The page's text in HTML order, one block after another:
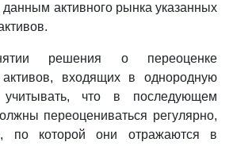
данным активного рынка указанных
решения о переоценке
входящих в однородную
учитывать, что в последующем
переоцениваться регулярно,
по которой они отражаются в